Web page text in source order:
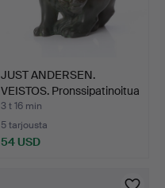
JUST ANDERSEN.
VEISTOS. Pronssipatinoitua
…
3 t 16 min
5 tarjousta
54 USD